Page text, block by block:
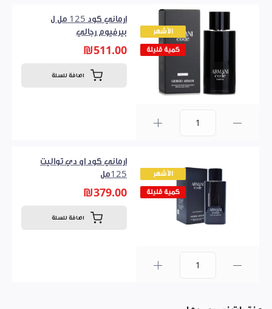
الأشهر
كمية قليلة
ارماني كود 125 مل ل
بيرفيوم رجالي
₪511.00
اضافة للسلة
الأشهر
كمية قليلة
ارماني كود او دي تواليت
125مل
₪379.00
اضافة للسلة